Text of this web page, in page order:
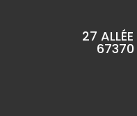
27
67370